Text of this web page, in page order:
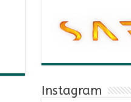
Instagram